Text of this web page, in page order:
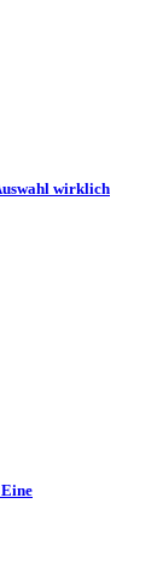
wirklich